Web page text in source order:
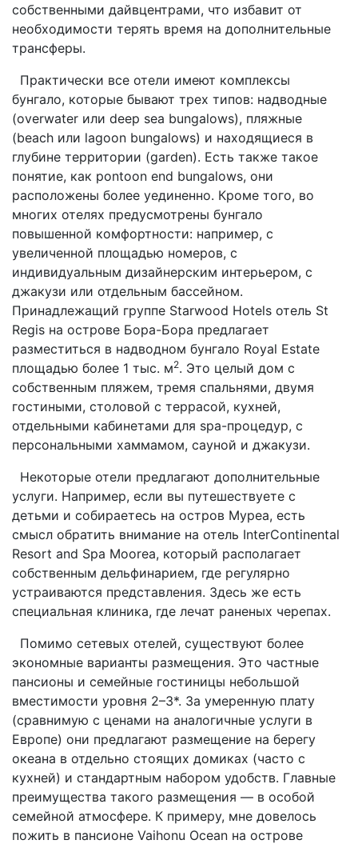
собственными дайвцентрами, что избавит от
необходимости терять время на дополнительные
трансферы.
Практически все отели имеют комплексы
бунгало, которые бывают трех типов: надводные
(overwater или deep sea bungalows), пляжные
(beach или lagoon bungalows) и находящиеся в
глубине территории (garden). Есть также такое
понятие, как pontoon end bungalows, они
расположены более уединенно. Кроме того, во
многих отелях предусмотрены бунгало
повышенной комфортности: например, с
увеличенной площадью номеров, с
индивидуальным дизайнерским интерьером, с
джакузи или отдельным бассейном.
Принадлежащий группе Starwood Hotels отель St
Regis на острове Бора-Бора предлагает
разместиться в надводном бунгало Royal Estate
площадью более 1 тыс. м2. Это целый дом с
собственным пляжем, тремя спальнями, двумя
гостиными, столовой с террасой, кухней,
отдельными кабинетами для spa-процедур, с
персональными хаммамом, сауной и джакузи.
Некоторые отели предлагают дополнительные
услуги. Например, если вы путешествуете с
детьми и собираетесь на остров Муреа, есть
смысл обратить внимание на отель InterСontinental
Resort and Spa Moorea, который располагает
собственным дельфинарием, где регулярно
устраиваются представления. Здесь же есть
специальная клиника, где лечат раненых черепах.
Помимо сетевых отелей, существуют более
экономные варианты размещения. Это частные
пансионы и семейные гостиницы небольшой
вместимости уровня 2–3*. За умеренную плату
(сравнимую с ценами на аналогичные услуги в
Европе) они предлагают размещение на берегу
океана в отдельно стоящих домиках (часто с
кухней) и стандартным набором удобств. Главные
преимущества такого размещения — в особой
семейной атмосфере. К примеру, мне довелось
пожить в пансионе Vaihonu Ocean на острове